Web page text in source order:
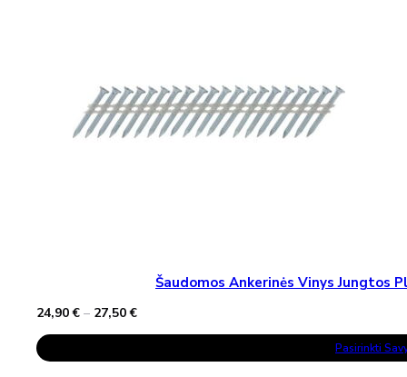
Šaudomos Ankerinės Vinys Jungtos
24,90€ – 27,50€Price
through
Pasirinkti
This
Product
Has